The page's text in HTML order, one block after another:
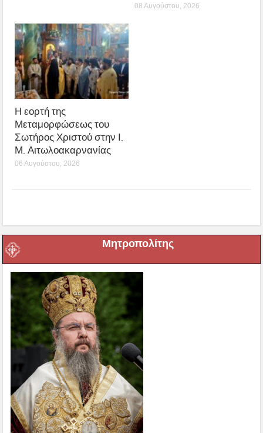
08 Αυγούστου, 2026
Η εορτή της
Μεταμορφώσεως του
Σωτήρος Χριστού στην Ι.
Μ. Αιτωλοακαρνανίας
06 Αυγούστου, 2026
Μητροπολίτης